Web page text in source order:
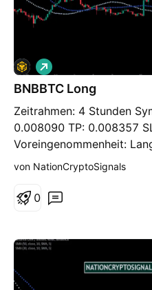
BNBBTC Long
Zeitrahmen: 4 Stunden
0.008090 TP: 0.008357
Voreingenommenheit:
grundlegendes
Wahrscheinlichkeit für das
größeres Potenzial für
folglich eine vertikale
L
o
n
von NationCryptoSignals
0